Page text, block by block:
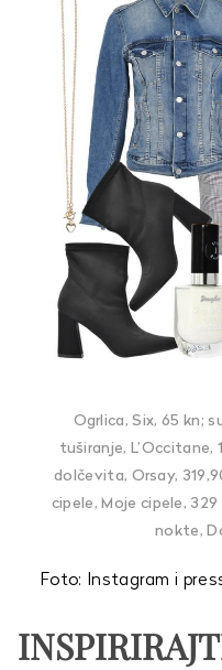
Ogrlica, Six, 65 kn;
tuširanje, L’Occitane,
dolčevita, Orsay,
cipele, Moje cipele, 329
nokte,
Foto: Instagram i